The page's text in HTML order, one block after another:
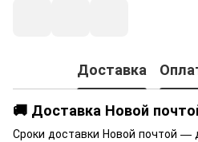
Доставка
🚚 Доставка Новой
Сроки доставки Новой почтой —